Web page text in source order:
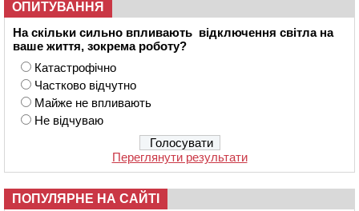
ОПИТУВАННЯ
На скільки сильно впливають відключення світла на
ваше життя, зокрема роботу?
Катастрофічно
Частково відчутно
Майже не впливають
Не відчуваю
Переглянути результати
ПОПУЛЯРНЕ НА САЙТІ